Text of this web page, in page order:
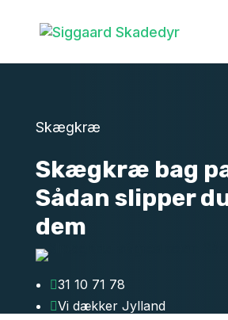
Skægkræ
Skægkræ bag
Sådan slipper
dem
31 10 71 78
Vi dækker Jylland